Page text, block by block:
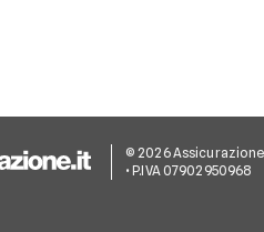
© 2026
• P.IVA 07902950968